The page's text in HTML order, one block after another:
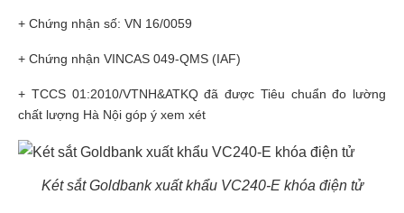
+ Chứng nhận số: VN 16/0059
+ Chứng nhận VINCAS 049-QMS (IAF)
+ TCCS 01:2010/VTNH&ATKQ đã được Tiêu chuẩn đo lường
chất lượng Hà Nội góp ý xem xét
Két sắt Goldbank xuất khẩu VC240-E khóa điện tử